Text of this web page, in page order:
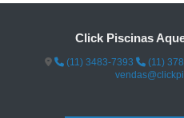
Click Piscinas
(11) 3483-7393 (11)